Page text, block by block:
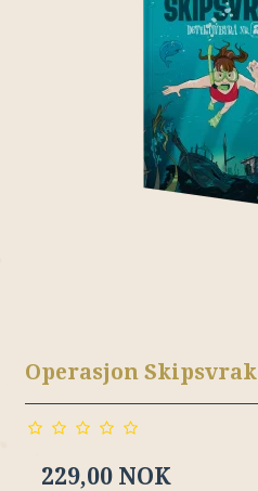
Operasjon Skipsvrak
229,00 NOK